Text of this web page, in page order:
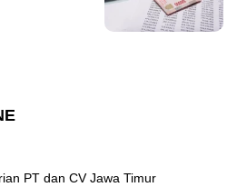
PT dan CV Jawa Timur